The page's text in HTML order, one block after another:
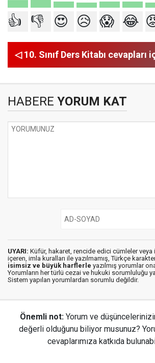
👍 👎 😍 😥 😱 😂
◁ 10. Sınıf Ders Kitabı cevapları
HABERE YORUM KAT
UYARI: Küfür, hakaret, rencide edici cümleler veya
içeren, imla kuralları ile yazılmamış, Türkçe
isimsiz ve büyük harflerle yazılmış yorumlar
Yorumların her türlü cezai ve hukuki sorumluluğu
Sistem yapılan yorumlardan sorumlu değildir.
Önemli not: Yorum ve
değerli olduğunu biliyor musunuz?
cevaplarımıza katkıda